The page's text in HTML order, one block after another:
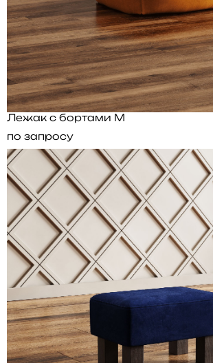
Лежак с бортами M
по запросу